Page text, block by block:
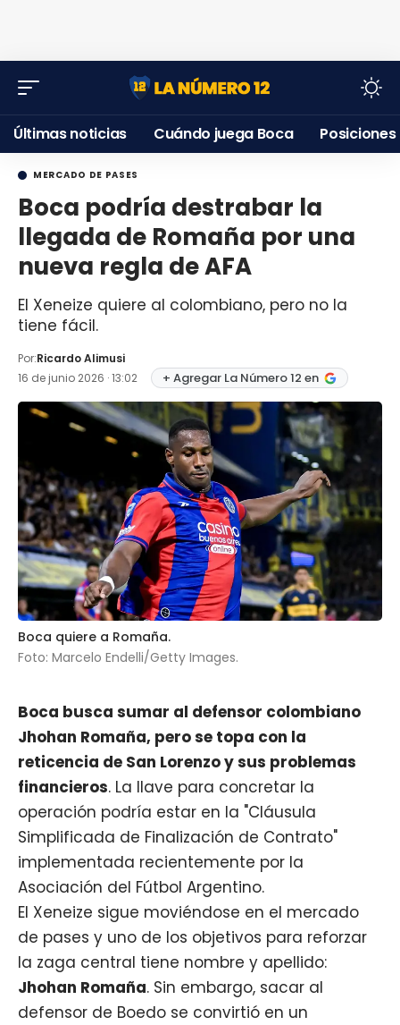
Últimas noticias Cuándo juega Boca Posiciones
MERCADO DE PASES
Boca podría destrabar la
llegada de Romaña por una
nueva regla de AFA
El Xeneize quiere al colombiano, pero no la
tiene fácil.
Por:Ricardo Alimusi
16 de junio 2026 · 13:02
+ Agregar La Número 12 en
Boca quiere a Romaña.
Foto: Marcelo Endelli/Getty Images.
Boca busca sumar al defensor colombiano
Jhohan Romaña, pero se topa con la
reticencia de San Lorenzo y sus problemas
financieros. La llave para concretar la
operación podría estar en la "Cláusula
Simplificada de Finalización de Contrato"
implementada recientemente por la
Asociación del Fútbol Argentino.
El Xeneize sigue moviéndose en el mercado
de pases y uno de los objetivos para reforzar
la zaga central tiene nombre y apellido:
Jhohan Romaña. Sin embargo, sacar al
defensor de Boedo se convirtió en un